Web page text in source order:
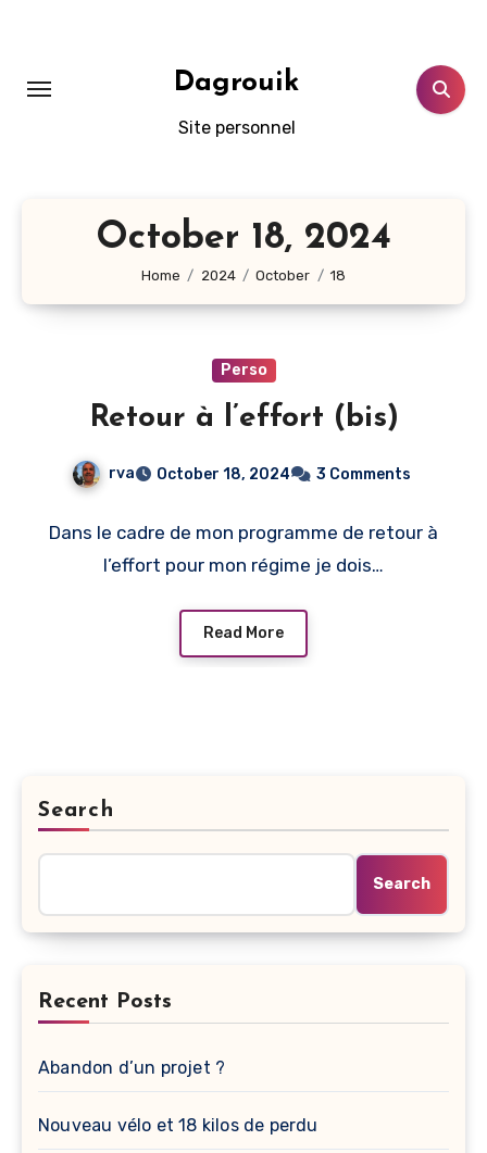
Dagrouik
Site personnel
October 18, 2024
Home 2024 October 18
Perso
Retour à l’effort (bis)
rva October 18, 2024 3 Comments
Dans le cadre de mon programme de retour à
l’effort pour mon régime je dois…
Read More
Search
Search
Recent Posts
Abandon d’un projet ?
Nouveau vélo et 18 kilos de perdu